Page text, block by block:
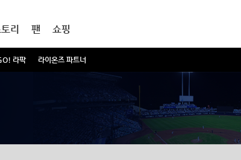
라팍 라이온즈 파트너
리 팬 쇼핑